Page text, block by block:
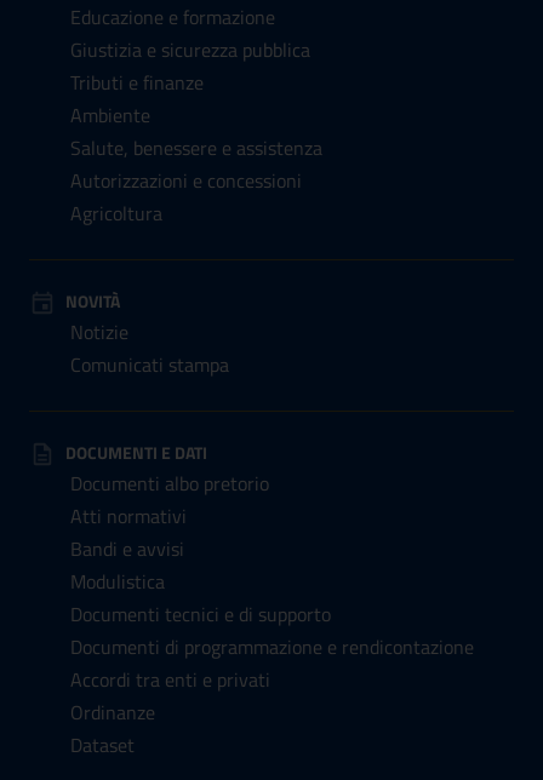
Educazione e formazione
Giustizia e sicurezza pubblica
Tributi e finanze
Ambiente
Salute, benessere e assistenza
Autorizzazioni e concessioni
Agricoltura
NOVITÀ
Notizie
Comunicati stampa
DOCUMENTI E DATI
Documenti albo pretorio
Atti normativi
Bandi e avvisi
Modulistica
Documenti tecnici e di supporto
Documenti di programmazione e rendicontazione
Accordi tra enti e privati
Ordinanze
Dataset